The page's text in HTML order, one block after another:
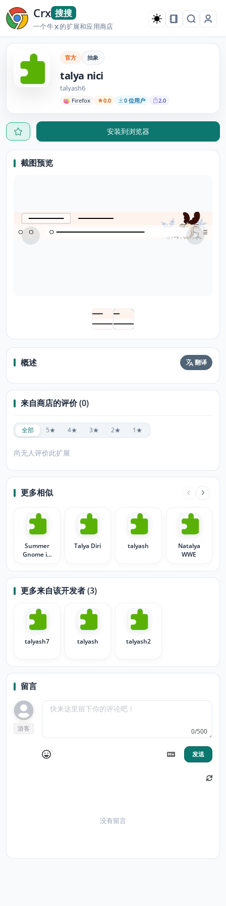
Crx 搜搜
一个牛X的扩展和应用商店
官方 抽象
talya nici
talyash6
Firefox 0.0 0 位用户 2.0
安装到浏览器
截图预览
概述 翻译
来自商店的评价 (0)
全部 5★ 4★ 3★ 2★ 1★
尚无人评价此扩展
更多相似
Summer
Gnome in
Talya Diri talyash
Natalya
WWE
更多来自该开发者 (3)
talyash7 talyash talyash2
留言
游客 0/500
发送
没有留言